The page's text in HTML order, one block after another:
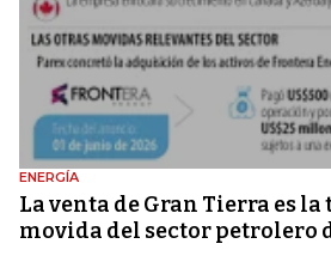
ENERGÍA
La venta de Gran Tierra es
movida del sector petrolero